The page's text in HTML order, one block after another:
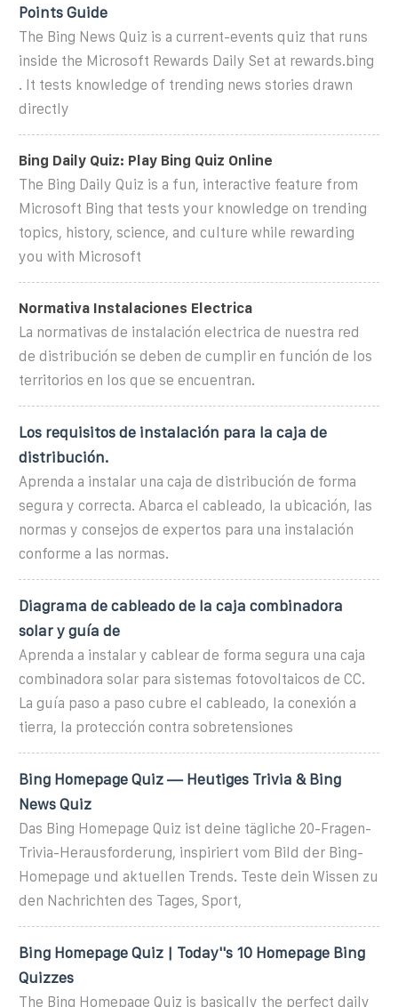
Points Guide
The Bing News Quiz is a current-events quiz that runs
inside the Microsoft Rewards Daily Set at rewards.bing
. It tests knowledge of trending news stories drawn
directly
Bing Daily Quiz: Play Bing Quiz Online
The Bing Daily Quiz is a fun, interactive feature from
Microsoft Bing that tests your knowledge on trending
topics, history, science, and culture while rewarding
you with Microsoft
Normativa Instalaciones Electrica
La normativas de instalación electrica de nuestra red
de distribución se deben de cumplir en función de los
territorios en los que se encuentran.
Los requisitos de instalación para la caja de
distribución.
Aprenda a instalar una caja de distribución de forma
segura y correcta. Abarca el cableado, la ubicación, las
normas y consejos de expertos para una instalación
conforme a las normas.
Diagrama de cableado de la caja combinadora
solar y guía de
Aprenda a instalar y cablear de forma segura una caja
combinadora solar para sistemas fotovoltaicos de CC.
La guía paso a paso cubre el cableado, la conexión a
tierra, la protección contra sobretensiones
Bing Homepage Quiz — Heutiges Trivia & Bing
News Quiz
Das Bing Homepage Quiz ist deine tägliche 20-Fragen-
Trivia-Herausforderung, inspiriert vom Bild der Bing-
Homepage und aktuellen Trends. Teste dein Wissen zu
den Nachrichten des Tages, Sport,
Bing Homepage Quiz | Today''s 10 Homepage Bing
Quizzes
The Bing Homepage Quiz is basically the perfect daily